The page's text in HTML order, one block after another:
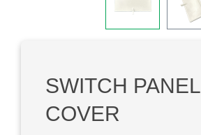
SWITCH PANEL
COVER